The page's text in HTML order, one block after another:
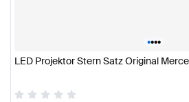
••••
LED Projektor Stern Satz Original